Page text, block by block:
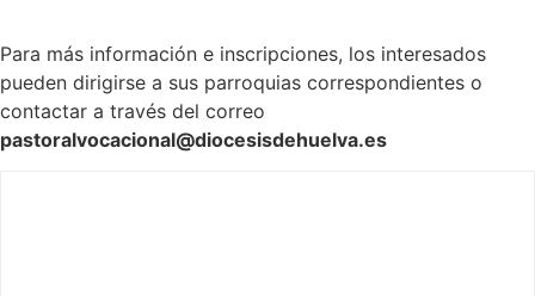
Para más información e inscripciones, los interesados
pueden dirigirse a sus parroquias correspondientes o
contactar a través del correo
pastoralvocacional@diocesisdehuelva.es